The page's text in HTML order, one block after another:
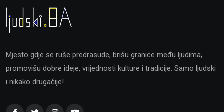
Mjesto gdje se ruše predrasude, brišu granice među ljudima,
promovišu dobre ideje, vrijednosti kulture i tradicije. Samo ljudski
i nikako drugačije!